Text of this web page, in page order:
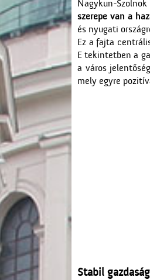
Nagykun-
szerepe van a
és nyugati
Ez a fajta
E tekintetben a
a város
mely egyre
Stabil